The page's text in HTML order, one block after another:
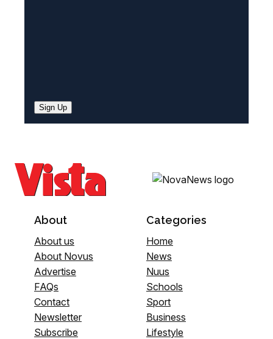
Sign Up
About
About us
About Novus
Advertise
FAQs
Contact
Newsletter
Subscribe
Categories
Home
News
Nuus
Schools
Sport
Business
Lifestyle